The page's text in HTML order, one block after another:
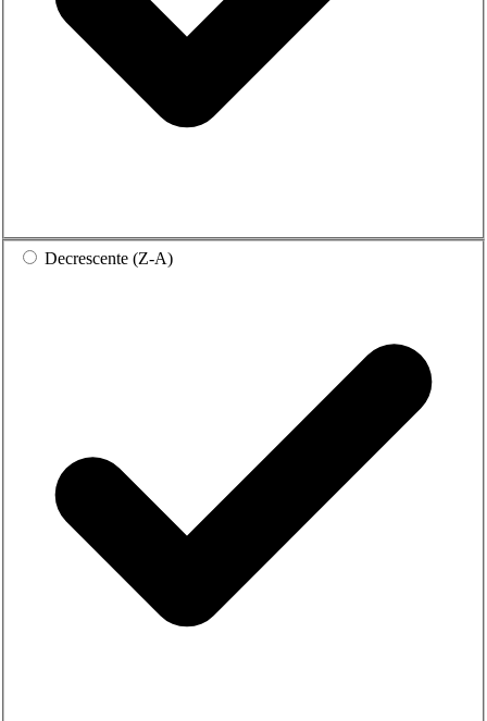
Decrescente (Z-A)